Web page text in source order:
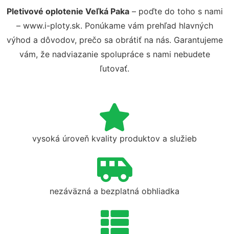
Pletivové oplotenie Veľká Paka– poďte do toho s nami
– www.i-ploty.sk. Ponúkame vám prehľad hlavných
výhod a dôvodov, prečo sa obrátiť na nás. Garantujeme
vám, že nadviazanie spolupráce s nami nebudete
ľutovať.
vysoká úroveň kvality produktov a služieb
nezáväzná a bezplatná obhliadka